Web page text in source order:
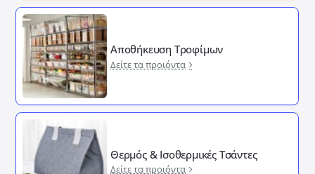
Αποθήκευση Τροφίμων
Δείτε τα προιόντα
Θερμός & Ισοθερμικές Τσάντες
Δείτε τα προιόντα